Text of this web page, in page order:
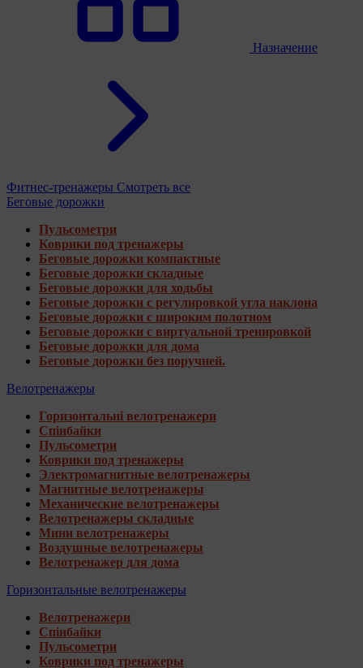
Назначение
Фитнес-тренажеры Смотреть все
Беговые дорожки
Пульсометри
Коврики под тренажеры
Беговые дорожки компактные
Беговые дорожки складные
Беговые дорожки для ходьбы
Беговые дорожки с регулировкой угла наклона
Беговые дорожки с широким полотном
Беговые дорожки с виртуальной тренировкой
Беговые дорожки для дома
Беговые дорожки без поручней.
Велотренажеры
Горизонтальні велотренажери
Спінбайки
Пульсометри
Коврики под тренажеры
Электромагнитные велотренажеры
Магнитные велотренажеры
Механические велотренажеры
Велотренажеры складные
Мини велотренажеры
Воздушные велотренажеры
Велотренажер для дома
Горизонтальные велотренажеры
Велотренажери
Спінбайки
Пульсометри
Коврики под тренажеры